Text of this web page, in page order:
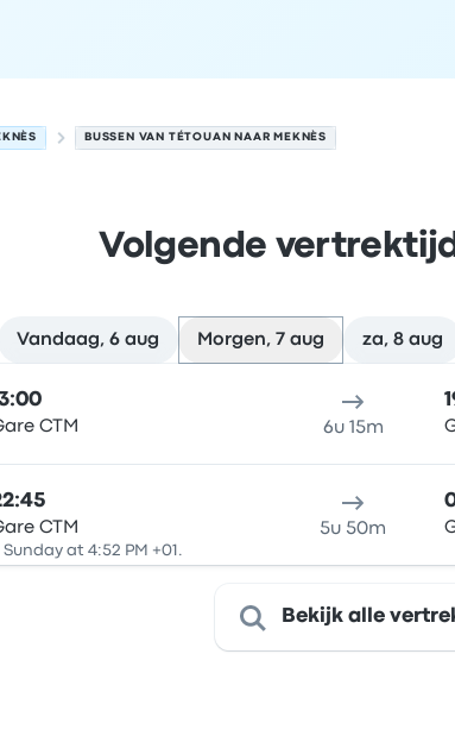
BUSSEN VAN TÉTOUAN NAAR MEKNÈS
Volgende
Vandaag, 6 aug Morgen, 7 aug za, 8 aug
CTM 6u 15m
CTM 5u 50m
at 4:52 PM +01.
Bekijk alle